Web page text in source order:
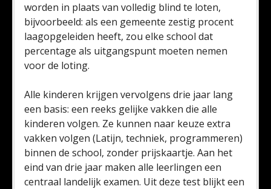
worden in plaats van volledig blind te loten,
bijvoorbeeld: als een gemeente zestig procent
laagopgeleiden heeft, zou elke school dat
percentage als uitgangspunt moeten nemen
voor de loting.
Alle kinderen krijgen vervolgens drie jaar lang
een basis: een reeks gelijke vakken die alle
kinderen volgen. Ze kunnen naar keuze extra
vakken volgen (Latijn, techniek, programmeren)
binnen de school, zonder prijskaartje. Aan het
eind van drie jaar maken alle leerlingen een
centraal landelijk examen. Uit deze test blijkt een